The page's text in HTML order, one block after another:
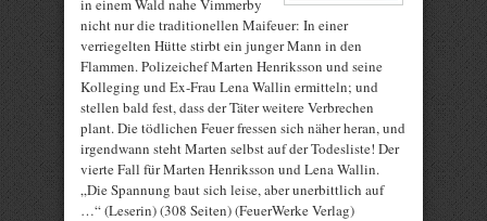
in einem Wald nahe Vimmerby
nicht nur die traditionellen Maifeuer: In einer
verriegelten Hütte stirbt ein junger Mann in den
Flammen. Polizeichef Marten Henriksson und seine
Kolleging und Ex-Frau Lena Wallin ermitteln; und
stellen bald fest, dass der Täter weitere Verbrechen
plant. Die tödlichen Feuer fressen sich näher heran, und
irgendwann steht Marten selbst auf der Todesliste! Der
vierte Fall für Marten Henriksson und Lena Wallin.
„Die Spannung baut sich leise, aber unerbittlich auf
…“ (Leserin) (308 Seiten) (FeuerWerke Verlag)